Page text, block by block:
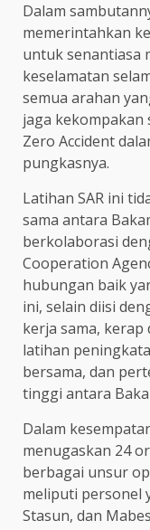
Dalam
memerintahkan
untuk senantiasa
keselamatan
semua arahan
jaga kekompakan
Zero Accident
pungkasnya.
Latihan SAR ini
sama antara
berkolaborasi
Cooperation
hubungan baik
ini, selain diisi
kerja sama,
latihan
bersama, dan
tinggi antara
Dalam
menugaskan 24
berbagai unsur
meliputi personel
Stasun, dan